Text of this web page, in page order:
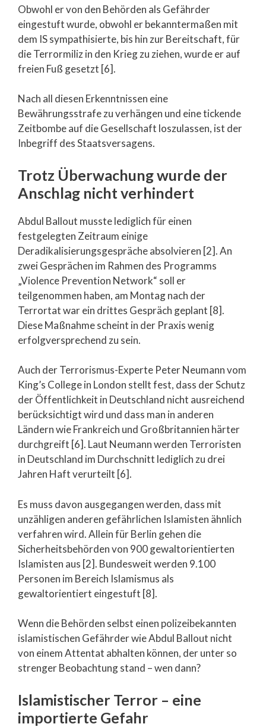
Obwohl er von den Behörden als Gefährder
eingestuft wurde, obwohl er bekanntermaßen mit
dem IS sympathisierte, bis hin zur Bereitschaft, für
die Terrormiliz in den Krieg zu ziehen, wurde er auf
freien Fuß gesetzt [6].
Nach all diesen Erkenntnissen eine
Bewährungsstrafe zu verhängen und eine tickende
Zeitbombe auf die Gesellschaft loszulassen, ist der
Inbegriff des Staatsversagens.
Trotz Überwachung wurde der
Anschlag nicht verhindert
Abdul Ballout musste lediglich für einen
festgelegten Zeitraum einige
Deradikalisierungsgespräche absolvieren [2]. An
zwei Gesprächen im Rahmen des Programms
„Violence Prevention Network“ soll er
teilgenommen haben, am Montag nach der
Terrortat war ein drittes Gespräch geplant [8].
Diese Maßnahme scheint in der Praxis wenig
erfolgversprechend zu sein.
Auch der Terrorismus-Experte Peter Neumann vom
King’s College in London stellt fest, dass der Schutz
der Öffentlichkeit in Deutschland nicht ausreichend
berücksichtigt wird und dass man in anderen
Ländern wie Frankreich und Großbritannien härter
durchgreift [6]. Laut Neumann werden Terroristen
in Deutschland im Durchschnitt lediglich zu drei
Jahren Haft verurteilt [6].
Es muss davon ausgegangen werden, dass mit
unzähligen anderen gefährlichen Islamisten ähnlich
verfahren wird. Allein für Berlin gehen die
Sicherheitsbehörden von 900 gewaltorientierten
Islamisten aus [2]. Bundesweit werden 9.100
Personen im Bereich Islamismus als
gewaltorientiert eingestuft [8].
Wenn die Behörden selbst einen polizeibekannten
islamistischen Gefährder wie Abdul Ballout nicht
von einem Attentat abhalten können, der unter so
strenger Beobachtung stand – wen dann?
Islamistischer Terror – eine
importierte Gefahr